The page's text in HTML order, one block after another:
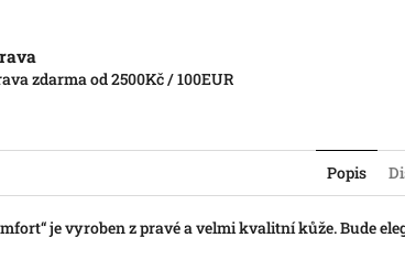
zdarma od 2500Kč / 100EUR
Popis
je vyroben z pravé a velmi kvalitní kůže. Bude